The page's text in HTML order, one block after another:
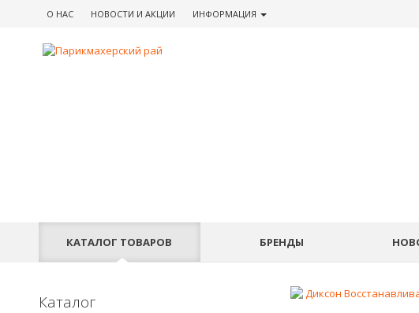
О НАС НОВОСТИ И АКЦИИ ИНФОРМАЦИЯ
КАТАЛОГ ТОВАРОВ БРЕНДЫ
Каталог